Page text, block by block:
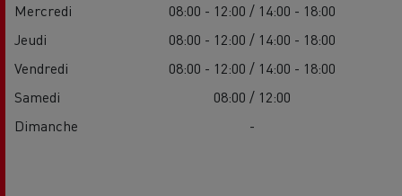
Mercredi
08:00 - 12:00 / 14:00 - 18:00
Jeudi
08:00 - 12:00 / 14:00 - 18:00
Vendredi
08:00 - 12:00 / 14:00 - 18:00
Samedi
08:00 / 12:00
Dimanche
-